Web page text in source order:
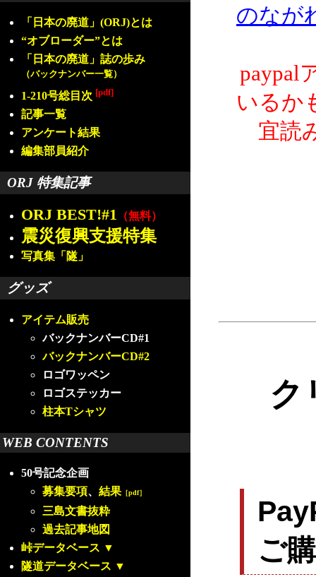
「日本の廃道」(ORJ)とは
“オブローダー”とは
「日本の廃道」誌の歩み
（バックナンバー一覧）
1-210号総目次 [pdf]
記事一覧
アンケート結果
編集部員紹介
ORJ 特集記事
ORJ BEST!#1 （無料）
震災復興支援特集
写真集「隧」
グッズ
アイテム販売
バックナンバーCD#1
バックナンバーCD#2
ロゴワッペン
ロゴステッカー
柱本Tシャツ
WEB CONTENTS
50号記念企画
募集要項、 結果 ［pdf］
三島文書抜粋
過去記事地図
峠データベース ▼
隧道データベース ▼
のなが
paypal
いるか
宜読
ク
ご